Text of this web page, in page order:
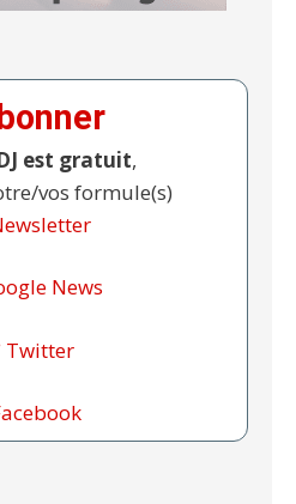
est gratuit,
vos formule(s)
News
Twitter